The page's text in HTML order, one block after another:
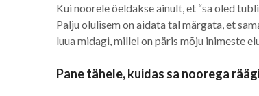
Kui noorele öeldakse ainult, et “sa oled
Palju olulisem on aidata tal märgata, et
luua midagi, millel on päris mõju inimeste
Pane tähele, kuidas sa noorega